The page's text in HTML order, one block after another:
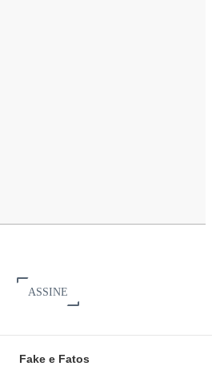
ASSINE
Fake e Fatos